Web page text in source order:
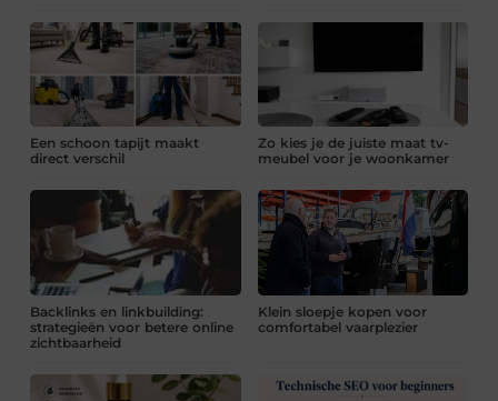
Een schoon tapijt maakt
direct verschil
Zo kies je de juiste maat tv-
meubel voor je woonkamer
Backlinks en linkbuilding:
strategieën voor betere online
zichtbaarheid
Klein sloepje kopen voor
comfortabel vaarplezier